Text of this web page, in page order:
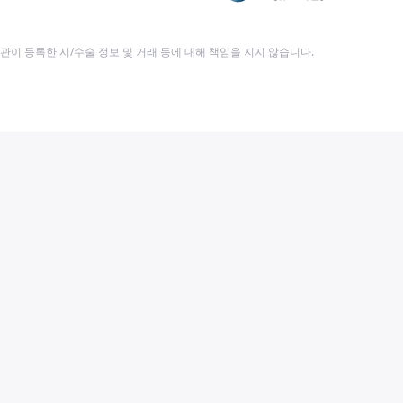
이 등록한 시/수술 정보 및 거래 등에 대해 책임을 지지 않습니다.